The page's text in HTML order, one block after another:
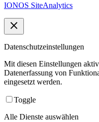
IONOS SiteAnalytics
Datenschutzeinstellungen
Mit diesen Einstellungen
Datenerfassung von
eingesetzt werden.
Toggle
Alle Dienste auswählen